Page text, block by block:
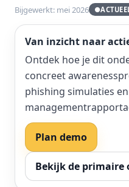
Bijgewerkt: mei 2026
●
Van inzicht naar
Ontdek hoe je dit
concreet
phishing simulaties
Plan demo
Bekijk de primaire